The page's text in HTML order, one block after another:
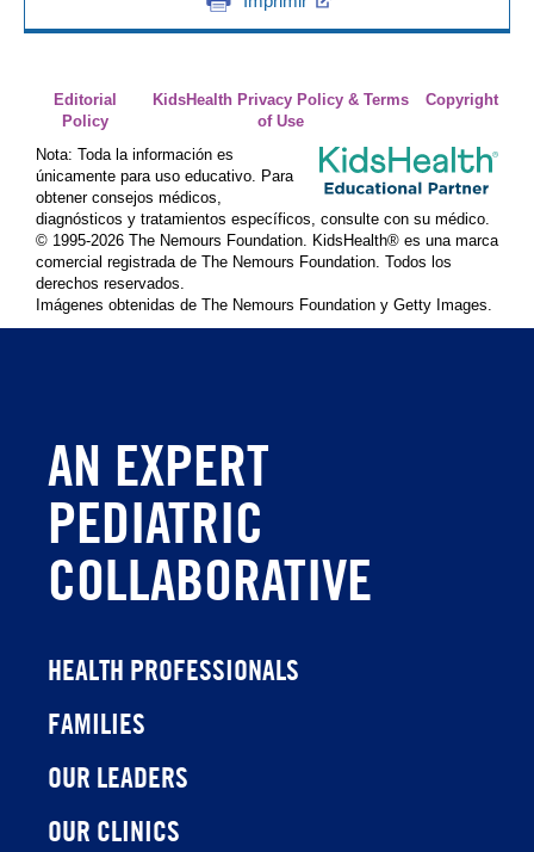
Editorial
Policy
KidsHealth Privacy Policy & Terms
of Use
Copyright
Nota: Toda la información es
únicamente para uso educativo. Para
obtener consejos médicos,
diagnósticos y tratamientos específicos, consulte con su médico.
© 1995-2026 The Nemours Foundation. KidsHealth® es una marca
comercial registrada de The Nemours Foundation. Todos los
derechos reservados.
Imágenes obtenidas de The Nemours Foundation y Getty Images.
AN EXPERT
PEDIATRIC
COLLABORATIVE
HEALTH PROFESSIONALS
FAMILIES
OUR LEADERS
OUR CLINICS